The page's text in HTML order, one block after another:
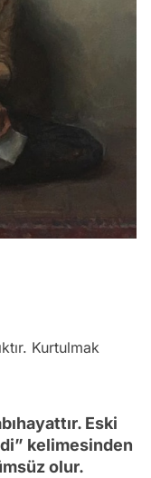
Kurtulmak
Eski
kelimesinden
olur.